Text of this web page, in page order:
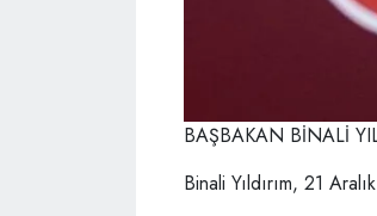
BAŞBAKAN BİNALİ
Binali Yıldırım, 21